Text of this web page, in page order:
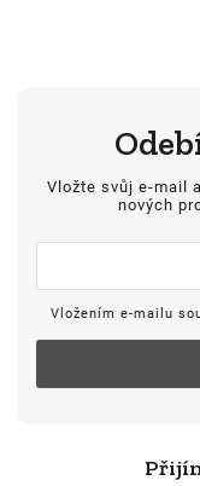
Vložte svůj e-mail
nových
Vložením e-mailu